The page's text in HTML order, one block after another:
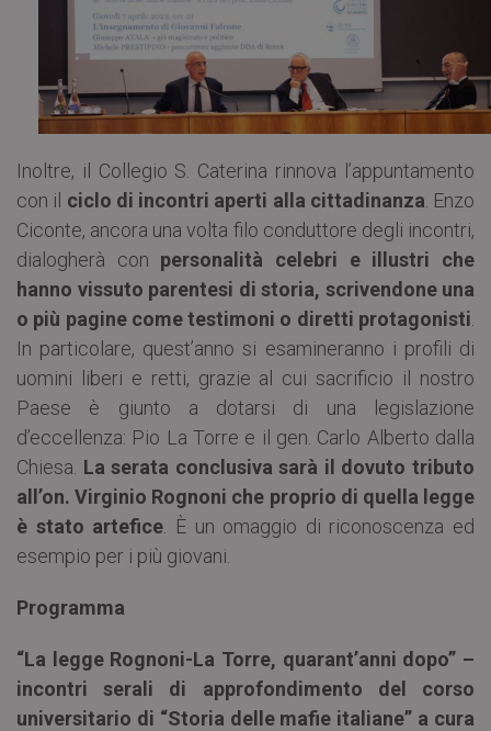
Inoltre, il Collegio S. Caterina rinnova l’appuntamento
con il ciclo di incontri aperti alla cittadinanza . Enzo
Ciconte, ancora una volta filo conduttore degli incontri,
dialogherà con personalità celebri e illustri che
hanno vissuto parentesi di storia, scrivendone una
o più pagine come testimoni o diretti protagonisti
In particolare, quest’anno si esamineranno i profili di
uomini liberi e retti, grazie al cui sacrificio il nostro
Paese è giunto a dotarsi di una legislazione
d’eccellenza: Pio La Torre e il gen. Carlo Alberto dalla
Chiesa. La serata conclusiva sarà il dovuto tributo
all’on. Virginio Rognoni che proprio di quella legge
è stato artefice . È un omaggio di riconoscenza ed
esempio per i più giovani.
Programma
“La legge Rognoni-La Torre, quarant’anni dopo” –
incontri serali di approfondimento del corso
universitario di “Storia delle mafie italiane” a cura